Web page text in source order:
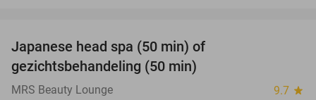
Japanese head spa (50 min) of
gezichtsbehandeling (50 min)
MRS Beauty Lounge 9.7 star